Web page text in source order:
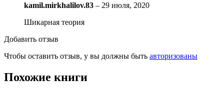
kamil.mirkhalilov.83 – 29 июля, 2020
Шикарная теория
Добавить отзыв
Чтобы оставить отзыв, у вы должны быть авторизованы
Похожие книги